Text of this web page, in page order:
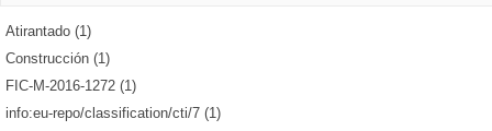
Atirantado (1)
Construcción (1)
FIC-M-2016-1272 (1)
info:eu-repo/classification/cti/7 (1)